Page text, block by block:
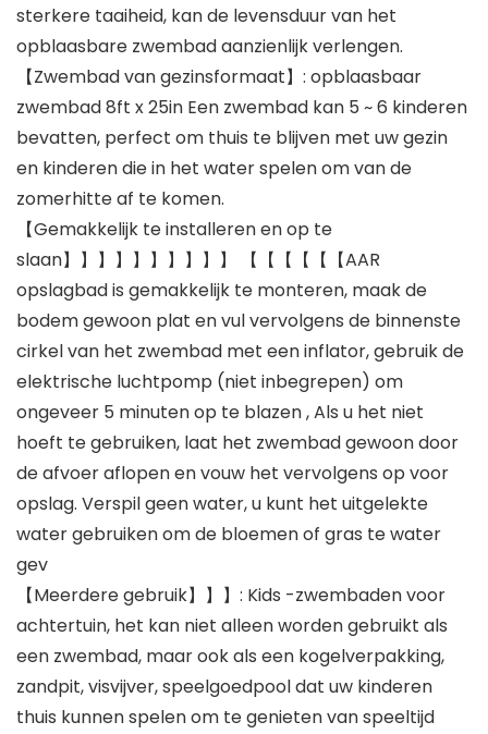
sterkere taaiheid, kan de levensduur van het
opblaasbare zwembad aanzienlijk verlengen.
【Zwembad van gezinsformaat】: opblaasbaar
zwembad 8ft x 25in Een zwembad kan 5 ~ 6 kinderen
bevatten, perfect om thuis te blijven met uw gezin
en kinderen die in het water spelen om van de
zomerhitte af te komen.
【Gemakkelijk te installeren en op te
slaan】】】】】】】】】】 【【【【【【AAR
opslagbad is gemakkelijk te monteren, maak de
bodem gewoon plat en vul vervolgens de binnenste
cirkel van het zwembad met een inflator, gebruik de
elektrische luchtpomp (niet inbegrepen) om
ongeveer 5 minuten op te blazen , Als u het niet
hoeft te gebruiken, laat het zwembad gewoon door
de afvoer aflopen en vouw het vervolgens op voor
opslag. Verspil geen water, u kunt het uitgelekte
water gebruiken om de bloemen of gras te water
gev
【Meerdere gebruik】】】: Kids -zwembaden voor
achtertuin, het kan niet alleen worden gebruikt als
een zwembad, maar ook als een kogelverpakking,
zandpit, visvijver, speelgoedpool dat uw kinderen
thuis kunnen spelen om te genieten van speeltijd